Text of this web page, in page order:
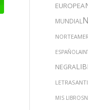
EUROPEA
MUNDIAL
ESPAÑOLA
NEGRA
LETRAS
MIS LIBROS